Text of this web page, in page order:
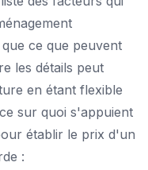
ce que peuvent
les détails peut
en étant flexible
sur quoi s'appuient
établir le prix d'un
: